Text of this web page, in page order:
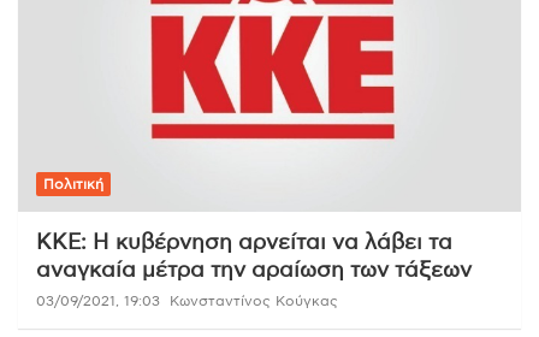
Πολιτική
ΚΚΕ: Η κυβέρνηση αρνείται να λάβει τα
αναγκαία μέτρα την αραίωση των τάξεων
03/09/2021, 19:03 Κωνσταντίνος Κούγκας